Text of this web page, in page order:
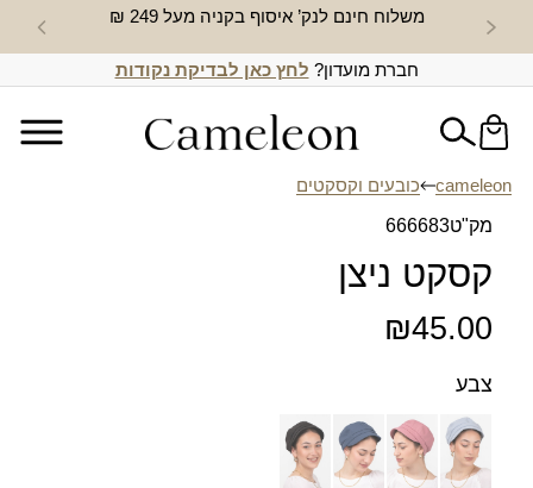
משלוח חינם לנק’ איסוף בקניה מעל 249 ₪ חדש
חברת מועדון? לחץ כאן לבדיקת נקודות
cameleon
כובעים וקסקטים
מק"ט666683
קסקט ניצן
₪45.00
צבע